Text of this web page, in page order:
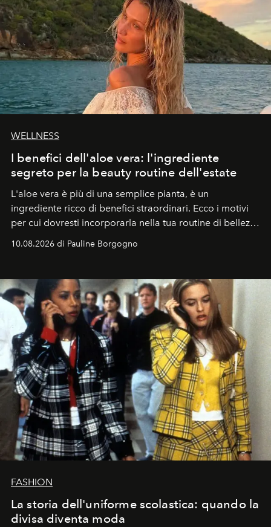
WELLNESS
I benefici dell'aloe vera: l'ingrediente
segreto per la beauty routine dell'estate
L'aloe vera è più di una semplice pianta, è un
ingrediente ricco di benefici straordinari. Ecco i motivi
per cui dovresti incorporarla nella tua routine di bellezza
e benessere.
10.08.2026 di Pauline Borgogno
FASHION
La storia dell'uniforme scolastica: quando la
divisa diventa moda